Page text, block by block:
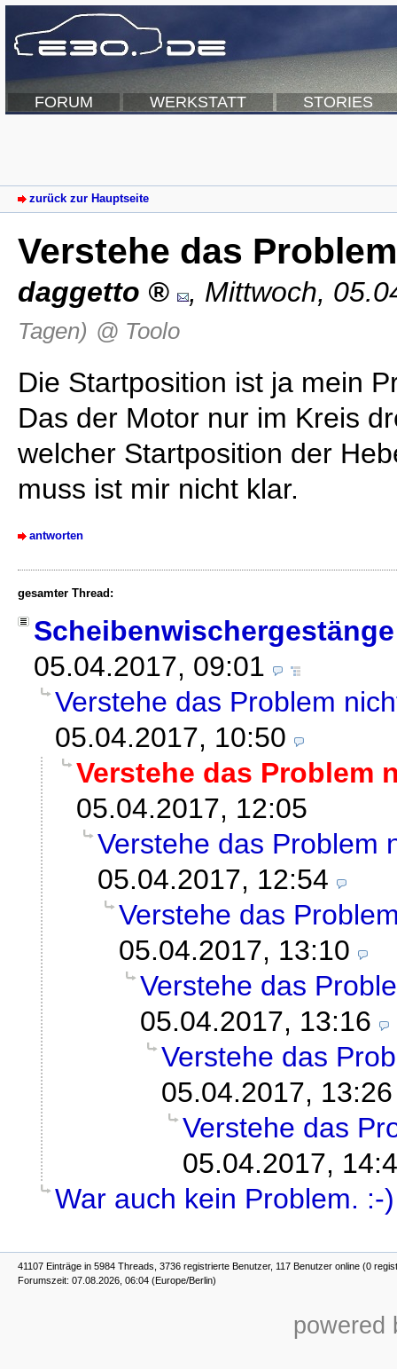
FORUM WERKSTATT STORIES
zurück zur Hauptseite
Verstehe das
daggetto , Mittwoch,
Tagen) @ Toolo
Die Startposition ist ja mein
Das der Motor nur im Kreis
welcher Startposition der
muss ist mir nicht klar.
antworten
gesamter Thread:
05.04.2017, 09:01
Verstehe das Problem
05.04.2017, 10:50
Verstehe das Problem
05.04.2017, 12:05
Verstehe das Problem
05.04.2017, 12:54
Verstehe das
05.04.2017, 13:10
Verstehe das
05.04.2017, 13:16
Verstehe das
05.04.2017, 13:26
Verstehe das
05.04.2017,
War auch kein Problem. :-)
41107 Einträge in 5984 Threads, 3736 registrierte Benutzer, 117 Benutzer online (0
Forumszeit: 07.08.2026, 06:04 (Europe/Berlin)
powered